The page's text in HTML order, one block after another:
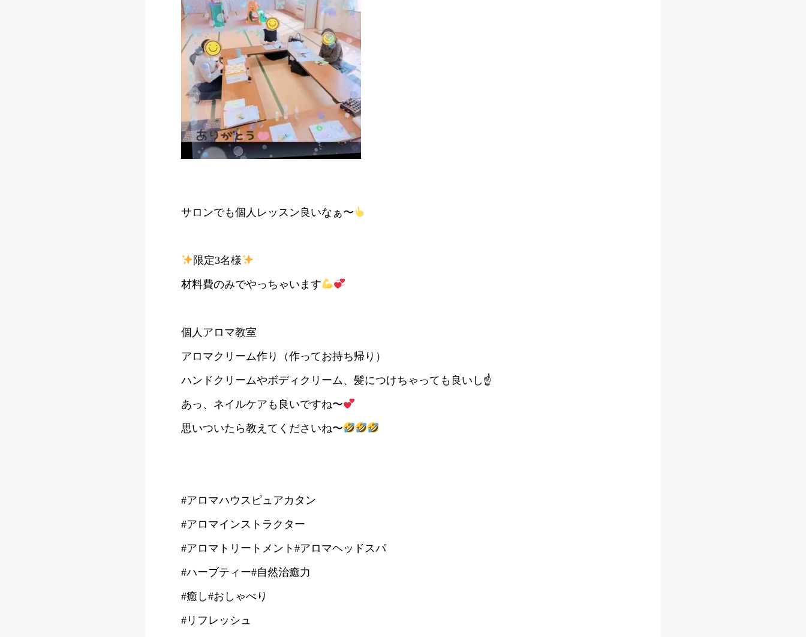
サロンでも個人レッスン良いなぁ〜
限定3名様
材料費のみでやっちゃいます
個人アロマ教室
アロマクリーム作り（作ってお持ち帰り）
ハンドクリームやボディクリーム、髪につけちゃっても良いし☝️
あっ、ネイルケアも良いですね〜
思いついたら教えてくださいね〜
#アロマハウスピュアカタン
#アロマインストラクター
#アロマトリートメント#アロマヘッドスパ
#ハーブティー#自然治癒力
#癒し#おしゃべり
#リフレッシュ